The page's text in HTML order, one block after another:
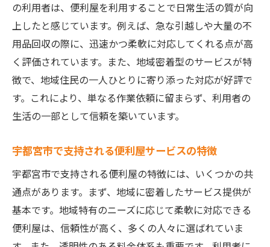
の利用者は、便利屋を利用することで日常生活の質が向
上したと感じています。例えば、急な引越しや大量の不
用品回収の際に、迅速かつ柔軟に対応してくれる点が高
く評価されています。また、地域密着型のサービスが特
徴で、地域住民の一人ひとりに寄り添った対応が好評で
す。これにより、単なる作業依頼に留まらず、利用者の
生活の一部として信頼を築いています。
宇都宮市で支持される便利屋サービスの特徴
宇都宮市で支持される便利屋の特徴には、いくつかの共
通点があります。まず、地域に密着したサービス提供が
基本です。地域特有のニーズに応じて柔軟に対応できる
便利屋は、信頼性が高く、多くの人々に選ばれていま